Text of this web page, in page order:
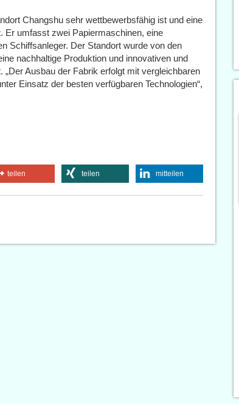
Changshu sehr wettbewerbsfähig ist und eine
Er umfasst zwei Papiermaschinen, eine
Schiffsanleger. Der Standort wurde von den
nachhaltige Produktion und innovativen und
Ausbau der Fabrik erfolgt mit vergleichbaren
Einsatz der besten verfügbaren Technologien“,
teilen teilen mitteilen